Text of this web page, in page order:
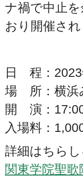
ナ禍で中止
おり開催され
日 程：2023
場 所：横浜
開 演：17:00
入場料：
詳細はちらし
関東学院聖